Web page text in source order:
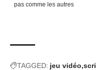
pas comme les autres
TAGGED: jeu vidéo